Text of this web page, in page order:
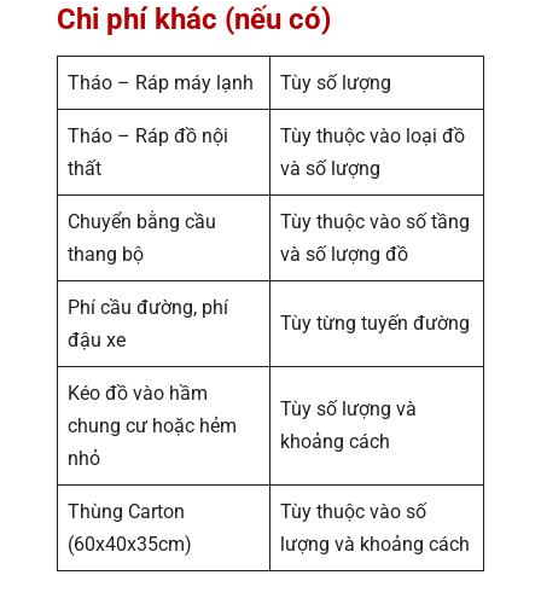
Chi phí khác (nếu có)
Tháo – Ráp máy lạnh Tùy số lượng
Tháo – Ráp đồ nội
thất
Tùy thuộc vào loại đồ
và số lượng
Chuyển bằng cầu
thang bộ
Tùy thuộc vào số tầng
và số lượng đồ
Phí cầu đường, phí
đậu xe
Tùy từng tuyến đường
Kéo đồ vào hầm
chung cư hoặc hẻm
nhỏ
Tùy số lượng và
khoảng cách
Thùng Carton
(60x40x35cm)
Tùy thuộc vào số
lượng và khoảng cách